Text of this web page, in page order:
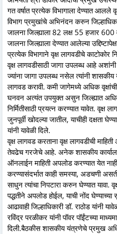
गत वर्षात प्रत्येक विभागाला देण्यात आलले
विभाग प्रमुखांचे अभिनंदन करुन
जालना जिल्ह्याला 82 लक्ष 55 हजार 600
जालना जिल्ह्याला देण्यात आलेल्या
प्रत्येक विभागाने वृक्ष लागवडीचे काटोकोर
वृक्ष लागवडीसाठी जागा उपलब्ध आहे
ज्यांना जागा उपलब्ध नसेल त्यांनी शासकीय
लागवड करावी. कमी जागेमध्ये अधिक
घनवन अत्यंत उपयुक्त असुन जिल्ह्यात
निर्मितीसाठी प्रयत्न करण्यात यावेत.
जुनपूर्वी खोदल्या जातील, याचीही दक्षता
यांनी यावेळी दिले.
वृक्ष लागवड करताना वृक्ष लागवडीची
तेवढेच गरजेचे आहे. अनेक शासकीय
ऑनलाईन माहिती अपलोड करण्यात येत
करण्यासंदर्भात काही समस्या, अडचणी
साधुन त्यांचा निपटारा करुन घेण्यात यावा.
पद्धतीने अपलोड होईल, याची नोंद घेण्याच्या
आढावाही जिल्हाधिकारी डॉ. राठोड यांनी
रविंद्र परळीकर यांनी पॉवर पॉईंटच्या
दिली.बैठकीस शासकीय यंत्रणेचे प्रमुख